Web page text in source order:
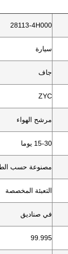
28113-4H000
سيارة
جاف
ZYC
مرشح الهواء
15-30 يوما
مصنوعة حسب
التعبئة المخصصة
في صناديق
99.995